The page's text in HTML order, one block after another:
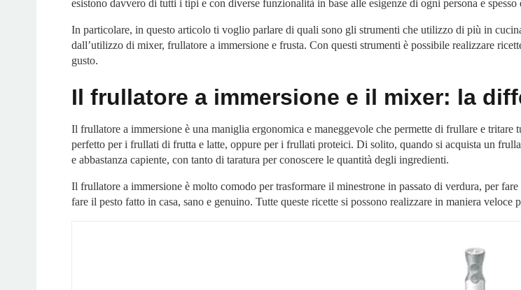
esistono davvero di tutti i tipi e con diverse funzionalità in base alle esigenze di ogni persona e
In particolare, in questo articolo ti voglio parlare di quali sono gli strumenti che utilizzo di più in
dall’utilizzo di mixer, frullatore a immersione e frusta. Con questi strumenti è possibile realizzare
gusto.
Il frullatore a immersione e il mixer: la
Il frullatore a immersione è una maniglia ergonomica e maneggevole che permette di frullare e
perfetto per i frullati di frutta e latte, oppure per i frullati proteici. Di solito, quando si acquista un
e abbastanza capiente, con tanto di taratura per conoscere le quantità degli ingredienti.
Il frullatore a immersione è molto comodo per trasformare il minestrone in passato di verdura, per
fare il pesto fatto in casa, sano e genuino. Tutte queste ricette si possono realizzare in maniera